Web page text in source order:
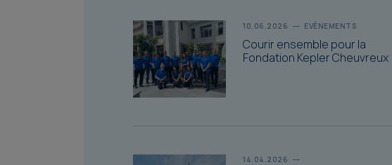
10.06.2026 EVÉNEMENTS
Courir ensemble pour la
Fondation Kepler Cheuvreux
14.04.2026